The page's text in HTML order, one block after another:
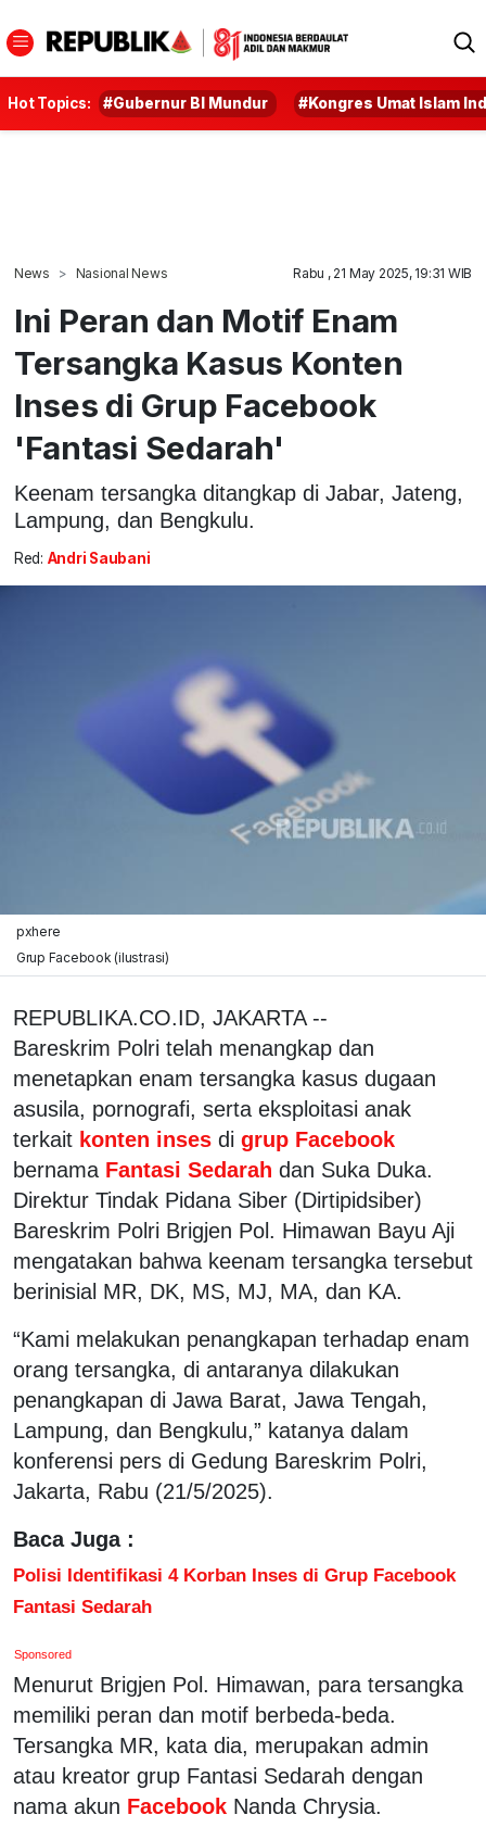
Hot Topics: #Gubernur BI Mundur #Kongres Umat Islam
News Nasional News Rabu , 21 May 2025, 19:31 WIB
Ini Peran dan Motif Enam
Tersangka Kasus Konten
Inses di Grup Facebook
'Fantasi Sedarah'
Keenam tersangka ditangkap di Jabar, Jateng,
Lampung, dan Bengkulu.
Red: Andri Saubani
pxhere
Grup Facebook (ilustrasi)
REPUBLIKA.CO.ID, JAKARTA --
Bareskrim Polri telah menangkap dan
menetapkan enam tersangka kasus dugaan
asusila, pornografi, serta eksploitasi anak
terkait konten inses di grup Facebook
bernama Fantasi Sedarah dan Suka Duka.
Direktur Tindak Pidana Siber (Dirtipidsiber)
Bareskrim Polri Brigjen Pol. Himawan Bayu Aji
mengatakan bahwa keenam tersangka tersebut
berinisial MR, DK, MS, MJ, MA, dan KA.
“Kami melakukan penangkapan terhadap enam
orang tersangka, di antaranya dilakukan
penangkapan di Jawa Barat, Jawa Tengah,
Lampung, dan Bengkulu,” katanya dalam
konferensi pers di Gedung Bareskrim Polri,
Jakarta, Rabu (21/5/2025).
Baca Juga :
Polisi Identifikasi 4 Korban Inses di Grup Facebook
Fantasi Sedarah
Sponsored
Menurut Brigjen Pol. Himawan, para tersangka
memiliki peran dan motif berbeda-beda.
Tersangka MR, kata dia, merupakan admin
atau kreator grup Fantasi Sedarah dengan
nama akun Facebook Nanda Chrysia.